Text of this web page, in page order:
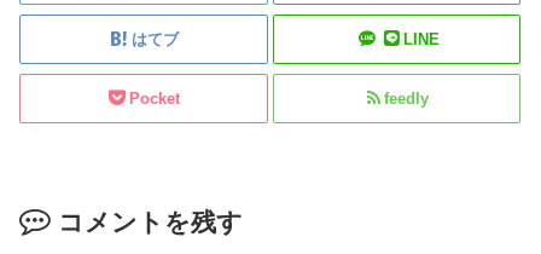
はてブ LINE
Pocket feedly
コメントを残す